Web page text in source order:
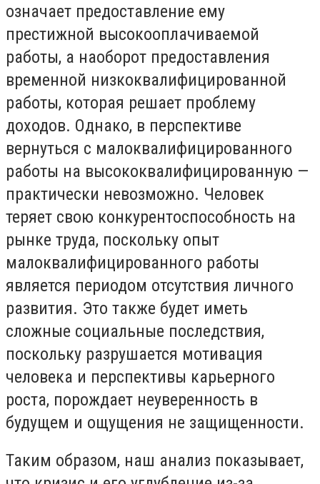
означает предоставление ему
престижной высокооплачиваемой
работы, а наоборот предоставления
временной низкоквалифицированной
работы, которая решает проблему
доходов. Однако, в перспективе
вернуться с малоквалифицированного
работы на высококвалифицированную —
практически невозможно. Человек
теряет свою конкурентоспособность на
рынке труда, поскольку опыт
малоквалифицированного работы
является периодом отсутствия личного
развития. Это также будет иметь
сложные социальные последствия,
поскольку разрушается мотивация
человека и перспективы карьерного
роста, порождает неуверенность в
будущем и ощущения не защищенности.
Таким образом, наш анализ показывает,